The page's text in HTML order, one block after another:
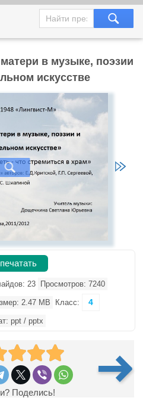
в музыке, поэзии
искусстве
23 Просмотров: 7240
2.47 MB Класс: 4
ppt / pptx
Поделись!